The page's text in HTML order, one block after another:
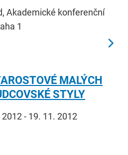
Akademické konferenční
1
MALÝCH
STYLY
- 19. 11. 2012